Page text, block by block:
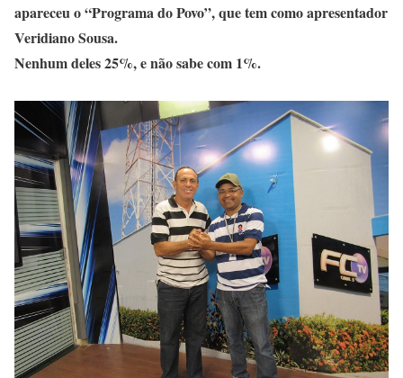
apareceu o “Programa do Povo”, que tem como apresentador
Veridiano Sousa.
Nenhum deles 25%, e não sabe com 1%.